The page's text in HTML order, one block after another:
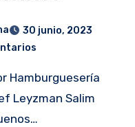
30 junio, 2023
Leyzman Salim